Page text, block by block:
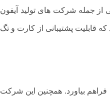
جمله شرکت های تولید آیفون
که قابلیت پشتیبانی از کارت و تگ
بیاورد. همچنین این شرکت